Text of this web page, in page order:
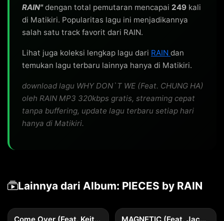
RAIN"dengan total pemutaran mencapai 249 kali
di Matikiri. Popularitas lagu ini menjadikannya
salah satu track favorit dari RAIN.
Lihat juga koleksi lengkap lagu dari RAIN dan
temukan lagu terbaru lainnya hanya di Matikiri.
download lagu WHY DON`T WE (Feat. CHUNG HA)
oleh RAIN MP3 320kbps gratis, streaming cepat
tanpa buffering, update lagu terbaru setiap hari
hanya di Matikiri.
Lainnya dari Album: PIECES by RAIN